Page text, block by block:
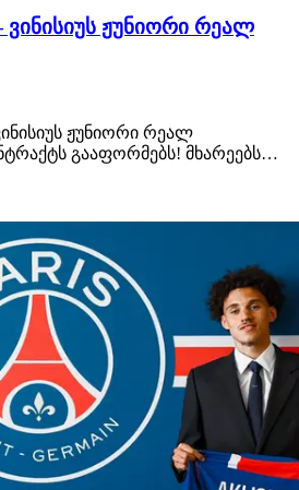
ჟუნიორი რეალ
ჟუნიორი რეალ
გააფორმებს! მხარეებს
ახალ, 6-წლიან
ხელს. მიუხედავად იმისა, რომ
სოლიდურ კონტრაქტს